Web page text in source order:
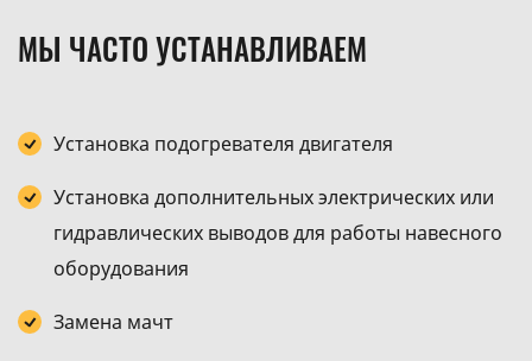
МЫ ЧАСТО УСТАНАВЛИВАЕМ
Установка подогревателя двигателя
Установка дополнительных электрических или
гидравлических выводов для работы навесного
оборудования
Замена мачт